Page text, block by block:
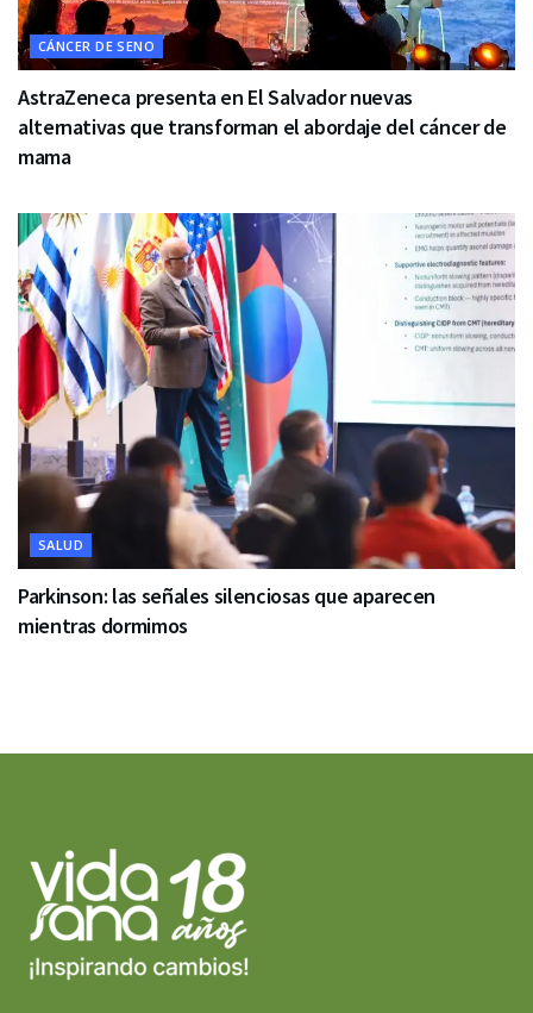
CÁNCER DE SENO
AstraZeneca presenta en El Salvador nuevas
alternativas que transforman el abordaje del cáncer de
mama
SALUD
Parkinson: las señales silenciosas que aparecen
mientras dormimos